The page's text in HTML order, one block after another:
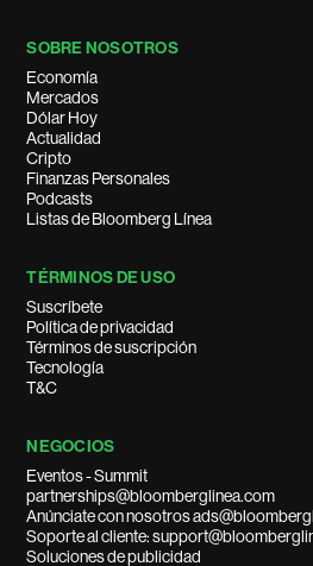
SOBRE NOSOTROS
Economía
Mercados
Dólar Hoy
Actualidad
Cripto
Finanzas Personales
Podcasts
Listas de Bloomberg Línea
TÉRMINOS DE USO
Suscríbete
Política de privacidad
Términos de suscripción
Tecnología
T&C
NEGOCIOS
Eventos - Summit
partnerships@bloomberglinea.com
Anúnciate con nosotros
Soporte al cliente:
Soluciones de publicidad